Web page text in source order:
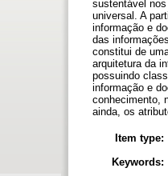
sustentável
universal. A
informação e
das
constitui de
arquitetura da
possuindo
informação e
conhecimento,
ainda, os
Item type:
Keywords: